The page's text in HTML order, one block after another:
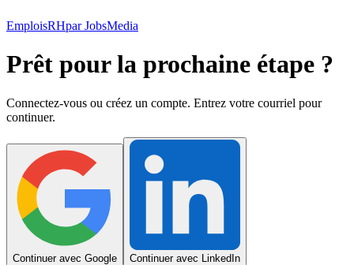
EmploisRHpar JobsMedia
Prêt pour la prochaine étape ?
Connectez-vous ou créez un compte. Entrez votre courriel pour
continuer.
Continuer avec Google Continuer avec LinkedIn